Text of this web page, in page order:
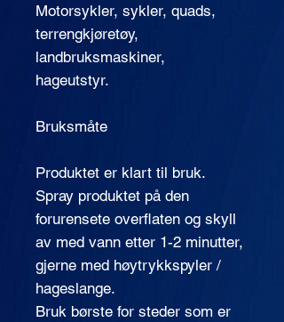
Motorsykler, sykler, quads,
terrengkjøretøy,
landbruksmaskiner,
hageutstyr.
Bruksmåte
Produktet er klart til bruk.
Spray produktet på den
forurensete overflaten og skyll
av med vann etter 1-2 minutter,
gjerne med høytrykkspyler /
hageslange.
Bruk børste for steder som er